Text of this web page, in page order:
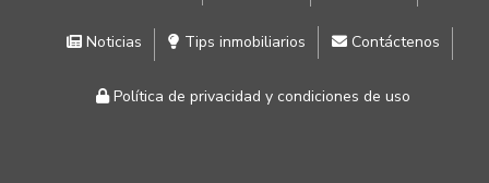
Noticias Tips inmobiliarios Contáctenos
Política de privacidad y condiciones de uso